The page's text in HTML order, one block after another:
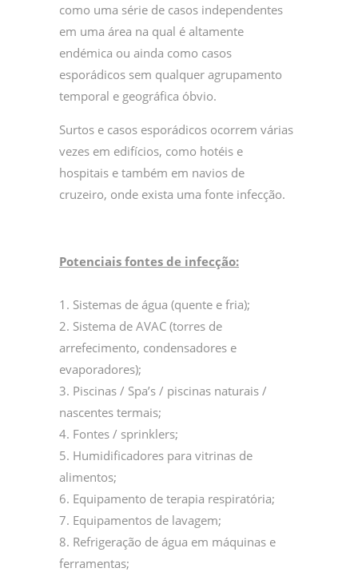
como uma série de casos independentes
em uma área na qual é altamente
endémica ou ainda como casos
esporádicos sem qualquer agrupamento
temporal e geográfica óbvio.
Surtos e casos esporádicos ocorrem várias
vezes em edifícios, como hotéis e
hospitais e também em navios de
cruzeiro, onde exista uma fonte infecção.
Potenciais fontes de infecção:
1. Sistemas de água (quente e fria);
2. Sistema de AVAC (torres de
arrefecimento, condensadores e
evaporadores);
3. Piscinas / Spa’s / piscinas naturais /
nascentes termais;
4. Fontes / sprinklers;
5. Humidificadores para vitrinas de
alimentos;
6. Equipamento de terapia respiratória;
7. Equipamentos de lavagem;
8. Refrigeração de água em máquinas e
ferramentas;